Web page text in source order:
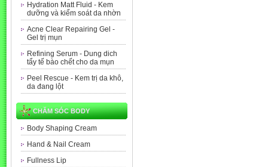
Hydration Matt Fluid - Kem
dưỡng và kiểm soát da nhờn
Acne Clear Repairing Gel -
Gel trị mụn
Refining Serum - Dung dich
tẩy tế bào chết cho da mụn
Peel Rescue - Kem trị da khô,
da đang lột
CHĂM SÓC BODY
Body Shaping Cream
Hand & Nail Cream
Fullness Lip